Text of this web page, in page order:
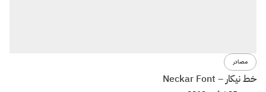
مصادر
خط نيكار – Neckar Font